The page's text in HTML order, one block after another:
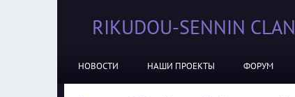
RIKUDOU-SENNIN CLAN
НОВОСТИ НАШИ ПРОЕКТЫ ФОРУМ